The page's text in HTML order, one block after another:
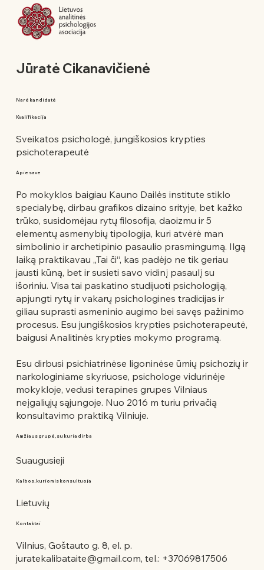
Jūratė Cikanavičienė
Narė kandidatė
Kvalifikacija
Sveikatos psichologė, jungiškosios krypties
psichoterapeutė
Apie save
Po mokyklos baigiau Kauno Dailės institute stiklo
specialybę, dirbau grafikos dizaino srityje, bet kažko
trūko, susidomėjau rytų filosofija, daoizmu ir 5
elementų asmenybių tipologija, kuri atvėrė man
simbolinio ir archetipinio pasaulio prasmingumą. Ilgą
laiką praktikavau „Tai či“, kas padėjo ne tik geriau
jausti kūną, bet ir susieti savo vidinį pasaulį su
išoriniu. Visa tai paskatino studijuoti psichologiją,
apjungti rytų ir vakarų psichologines tradicijas ir
giliau suprasti asmeninio augimo bei savęs pažinimo
procesus. Esu jungiškosios krypties psichoterapeutė,
baigusi Analitinės krypties mokymo programą.
Esu dirbusi psichiatrinėse ligoninėse ūmių psichozių ir
narkologiniame skyriuose, psichologe vidurinėje
mokykloje, vedusi terapines grupes Vilniaus
neįgaliųjų sąjungoje. Nuo 2016 m turiu privačią
konsultavimo praktiką Vilniuje.
Amžiaus grupė, su kuria dirba
Suaugusieji
Kalbos, kuriomis konsultuoja
Lietuvių
Kontaktai
Vilnius, Goštauto g. 8, el. p.
juratekalibataite@gmail.com, tel.: +37069817506